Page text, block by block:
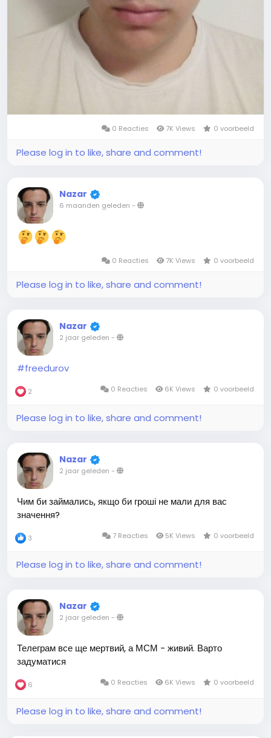
0 Reacties 7K Views 0 voorbeeld
Please log in to like, share and comment!
Nazar
6 maanden geleden -
0 Reacties 7K Views 0 voorbeeld
Please log in to like, share and comment!
Nazar
2 jaar geleden -
#freedurov
2 0 Reacties 6K Views 0 voorbeeld
Please log in to like, share and comment!
Nazar
2 jaar geleden -
Чим би займались, якщо би гроші не мали для вас
значення?
3 7 Reacties 5K Views 0 voorbeeld
Please log in to like, share and comment!
Nazar
2 jaar geleden -
Телеграм все ще мертвий, а МСМ - живий. Варто
задуматися
6 0 Reacties 6K Views 0 voorbeeld
Please log in to like, share and comment!